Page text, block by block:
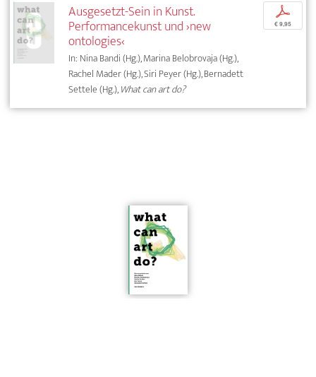
Ausgesetzt-Sein in Kunst.
Performancekunst und ›new
ontologies‹
In: Nina Bandi (Hg.), Marina Belobrovaja (Hg.),
Rachel Mader (Hg.), Siri Peyer (Hg.), Bernadett
Settele (Hg.),What can art do?
p
€ 9,95